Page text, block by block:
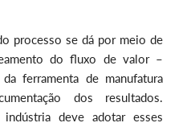
processo se dá por meio de
do fluxo de valor –
ferramenta de manufatura
dos resultados.
deve adotar esses